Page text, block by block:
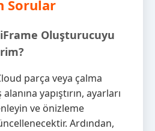
Sorular
Oluşturucuyu
parça veya çalma
yapıştırın, ayarları
ve önizleme
Ardından,